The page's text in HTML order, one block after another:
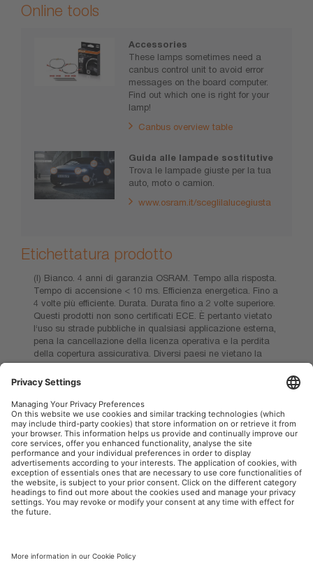
Online tools
Accessories
These lamps sometimes need a
canbus control unit to avoid error
messages on the board computer.
Find out which one is right for your
lamp!
Canbus overview table
Guida alle lampade sostitutive
Trova le lampade giuste per la tua
auto, moto o camion.
www.osram.it/sceglilalucegiusta
Etichettatura prodotto
(I) Bianco. 4 anni di garanzia OSRAM. Tempo alla risposta.
Tempo di accensione < 10 ms. Efficienza energetica. Fino a
4 volte più efficiente. Durata. Durata fino a 2 volte superiore.
Questi prodotti non sono certificati ECE. È pertanto vietato
l‘uso su strade pubbliche in qualsiasi applicazione esterna,
pena la cancellazione della licenza operativa e la perdita
della copertura assicurativa. Diversi paesi ne vietano la
vendita e l’uso. Contattate il vostro distributore locale per
informazioni sulla disponibilità nel vostro paese.
Sostituzione del prodotto difettoso in caso di utilizzo non
professionale.
OSRAM Automotive nei Social